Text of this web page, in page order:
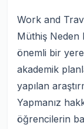
Work and
Müthiş Neden
önemli bir
akademik
yapılan
Yapmanız
öğrencilerin